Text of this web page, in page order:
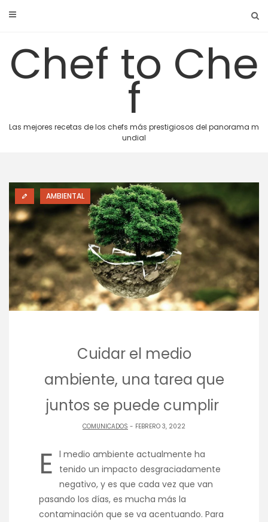
Chef to Che
f
Las mejores recetas de los chefs más prestigiosos del panorama m
undial
AMBIENTAL
Cuidar el medio
ambiente, una tarea que
juntos se puede cumplir
COMUNICADOS - FEBRERO 3, 2022
E l medio ambiente actualmente ha
tenido un impacto desgraciadamente
negativo, y es que cada vez que van
pasando los días, es mucha más la
contaminación que se va acentuando. Para